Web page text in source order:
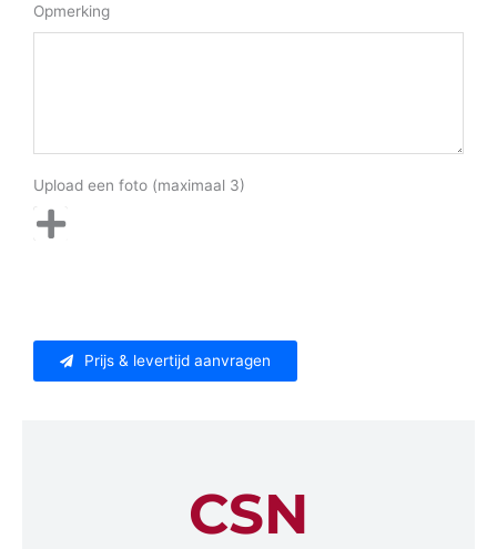
Opmerking
Upload een foto (maximaal 3)
Prijs & levertijd aanvragen
CSN